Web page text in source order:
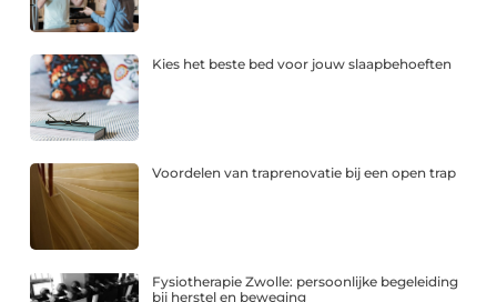
Kies het beste bed voor jouw slaapbehoeften
Voordelen van traprenovatie bij een open trap
Fysiotherapie Zwolle: persoonlijke begeleiding
bij herstel en beweging